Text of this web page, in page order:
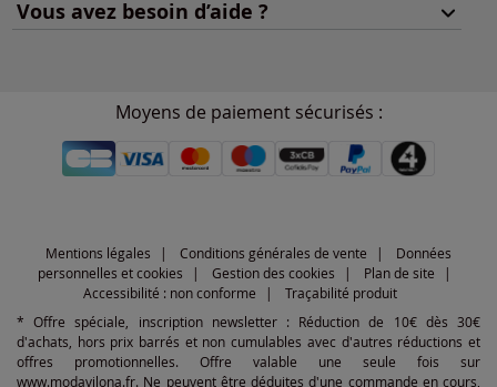
Vous avez besoin d’aide ?
Moyens de paiement sécurisés :
Mentions légales Conditions générales de vente
Données
personnelles et cookies
Gestion des cookies
Plan de site
Accessibilité : non conforme
Traçabilité produit
* Offre spéciale, inscription newsletter : Réduction de 10€ dès 30€
d'achats, hors prix barrés et non cumulables avec d'autres réductions et
offres promotionnelles. Offre valable une seule fois sur
www.modavilona.fr. Ne peuvent être déduites d'une commande en cours,